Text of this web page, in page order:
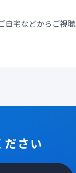
自宅などからご視
ださい